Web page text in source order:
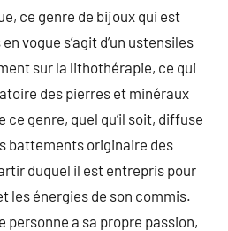
ce genre de bijoux qui est
vogue s’agit d’un ustensiles
sur la lithothérapie, ce qui
des pierres et minéraux
genre, quel qu’il soit, diffuse
battements originaire des
duquel il est entrepris pour
les énergies de son commis.
personne a sa propre passion,